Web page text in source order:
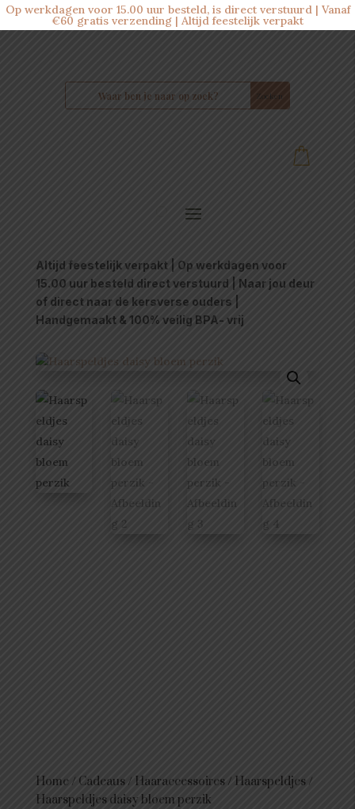
Op werkdagen voor 15.00 uur besteld, is direct verstuurd | Vanaf
€60 gratis verzending | Altijd feestelijk verpakt
Altijd feestelijk verpakt | Op werkdagen voor
15.00 uur besteld direct verstuurd | Naar jou deur
of direct naar de kersverse ouders |
Handgemaakt & 100% veilig BPA- vrij
Home/ Cadeaus/ Haaraccessoires/ Haarspeldjes/
Haarspeldjes daisy bloem perzik